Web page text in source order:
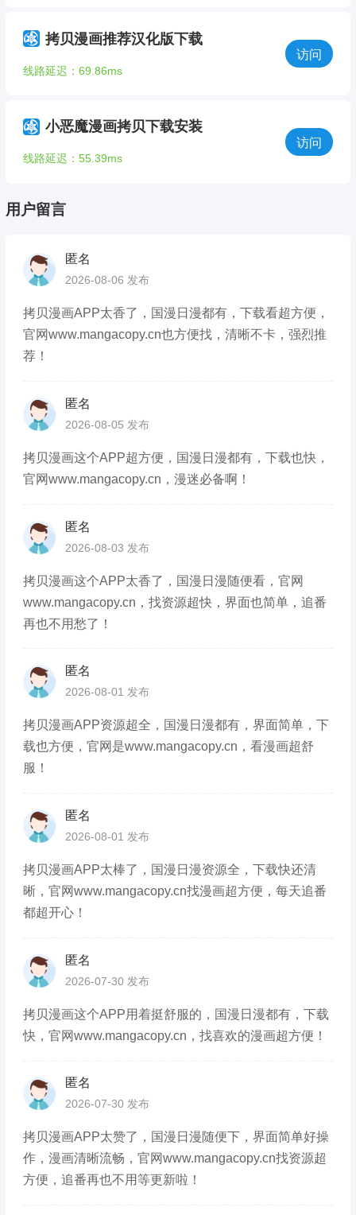
拷贝漫画推荐汉化版下载
线路延迟：69.86ms
访问
小恶魔漫画拷贝下载安装
线路延迟：55.39ms
访问
用户留言
匿名
2026-08-06 发布
拷贝漫画APP太香了，国漫日漫都有，下载看超方便，
官网www.mangacopy.cn也方便找，清晰不卡，强烈推
荐！
匿名
2026-08-05 发布
拷贝漫画这个APP超方便，国漫日漫都有，下载也快，
官网www.mangacopy.cn，漫迷必备啊！
匿名
2026-08-03 发布
拷贝漫画这个APP太香了，国漫日漫随便看，官网
www.mangacopy.cn，找资源超快，界面也简单，追番
再也不用愁了！
匿名
2026-08-01 发布
拷贝漫画APP资源超全，国漫日漫都有，界面简单，下
载也方便，官网是www.mangacopy.cn，看漫画超舒
服！
匿名
2026-08-01 发布
拷贝漫画APP太棒了，国漫日漫资源全，下载快还清
晰，官网www.mangacopy.cn找漫画超方便，每天追番
都超开心！
匿名
2026-07-30 发布
拷贝漫画这个APP用着挺舒服的，国漫日漫都有，下载
快，官网www.mangacopy.cn，找喜欢的漫画超方便！
匿名
2026-07-30 发布
拷贝漫画APP太赞了，国漫日漫随便下，界面简单好操
作，漫画清晰流畅，官网www.mangacopy.cn找资源超
方便，追番再也不用等更新啦！